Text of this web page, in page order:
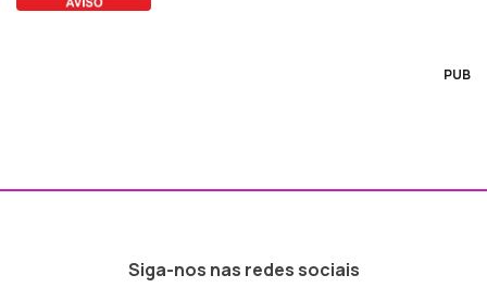
PUB
Siga-nos nas redes sociais